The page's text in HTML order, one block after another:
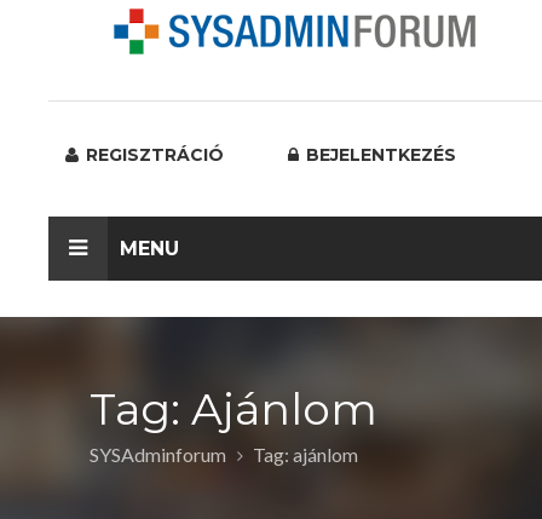
REGISZTRÁCIÓ BEJELENTKEZÉS
MENU
Tag: Ajánlom
SYSAdminforum Tag: ajánlom